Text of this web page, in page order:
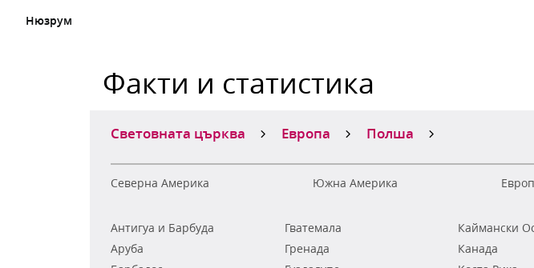
Нюзрум
Факти и статистика
Световната църква Европа Полша
Северна Америка Южна Америка
Антигуа и Барбуда
Аруба
Гватемала
Гренада
Каймански
Канада